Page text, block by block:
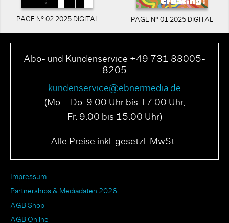
PAGE N° 02 2025 DIGITAL PAGE N° 01 2025 DIGITAL
Abo- und Kundenservice +49 731 88005-
8205
kundenservice@ebnermedia.de
(Mo. - Do. 9.00 Uhr bis 17.00 Uhr,
Fr. 9.00 bis 15.00 Uhr)
Alle Preise inkl. gesetzl. MwSt..
Impressum
Partnerships & Mediadaten 2026
AGB Shop
AGB Online